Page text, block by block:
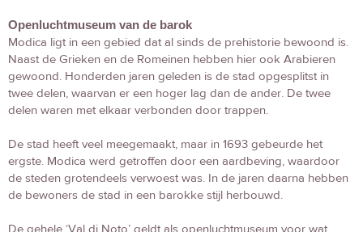
Openluchtmuseum van de barok
Modica ligt in een gebied dat al sinds de prehistorie bewoond is.
Naast de Grieken en de Romeinen hebben hier ook Arabieren
gewoond. Honderden jaren geleden is de stad opgesplitst in
twee delen, waarvan er een hoger lag dan de ander. De twee
delen waren met elkaar verbonden door trappen.
De stad heeft veel meegemaakt, maar in 1693 gebeurde het
ergste. Modica werd getroffen door een aardbeving, waardoor
de steden grotendeels verwoest was. In de jaren daarna hebben
de bewoners de stad in een barokke stijl herbouwd.
De gehele ‘Val di Noto’ geldt als openluchtmuseum voor wat